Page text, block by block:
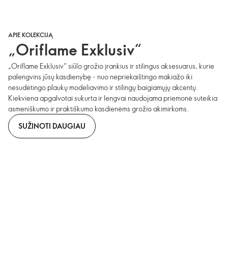
APIE KOLEKCIJĄ
„Oriflame Exklusiv“
„Oriflame Exklusiv“ siūlo grožio įrankius ir stilingus aksesuarus, kurie
palengvins jūsų kasdienybę - nuo nepriekaištingo makiažo iki
nesudėtingo plaukų modeliavimo ir stilingų baigiamųjų akcentų.
Kiekviena apgalvotai sukurta ir lengvai naudojama priemonė suteikia
asmeniškumo ir praktiškumo kasdienėms grožio akimirkoms.
SUŽINOTI DAUGIAU